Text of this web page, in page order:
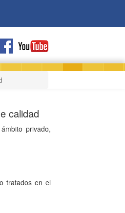
calidad
privado,
tratados en el